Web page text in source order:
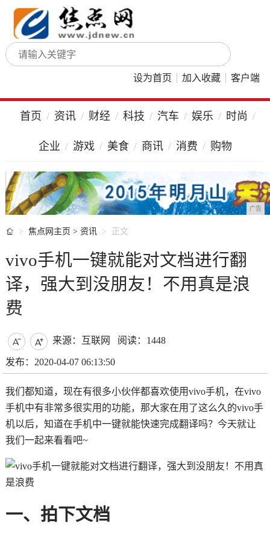
设为首页 加入收藏 客户端
首页 资讯 财经 科技 汽车 娱乐 时尚
企业 游戏 美食 商讯 消费 购物
广告
 焦点网主页 > 资讯 正文
vivo手机一键就能对文档进行翻
译，强大到没朋友！不用真是浪
费
  来源：互联网 阅读：1448
发布：2020-04-07 06:13:50
我们都知道，现在有很多小伙伴都喜欢使用vivo手机，在vivo
手机中有非常多很实用的功能，那大家在用了这么久的vivo手
机以后，知道在手机中一键就能快速完成翻译吗？今天就让
我们一起来看看吧~
一、拍下文档